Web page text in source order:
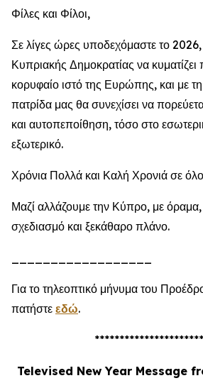
Φίλες και Φίλοι,
Σε λίγες ώρες υποδεχόμαστε το 2026,
Κυπριακής Δημοκρατίας να
κορυφαίο ιστό της Ευρώπης, και με τη
πατρίδα μας θα συνεχίσει να
και αυτοπεποίθηση, τόσο στο
εξωτερικό.
Χρόνια Πολλά και Καλή Χρονιά σε
Μαζί αλλάζουμε την Κύπρο, με όραμα,
σχεδιασμό και ξεκάθαρο πλάνο.
Για το τηλεοπτικό μήνυμα του
πατήστε εδώ.
Televised New Year Message